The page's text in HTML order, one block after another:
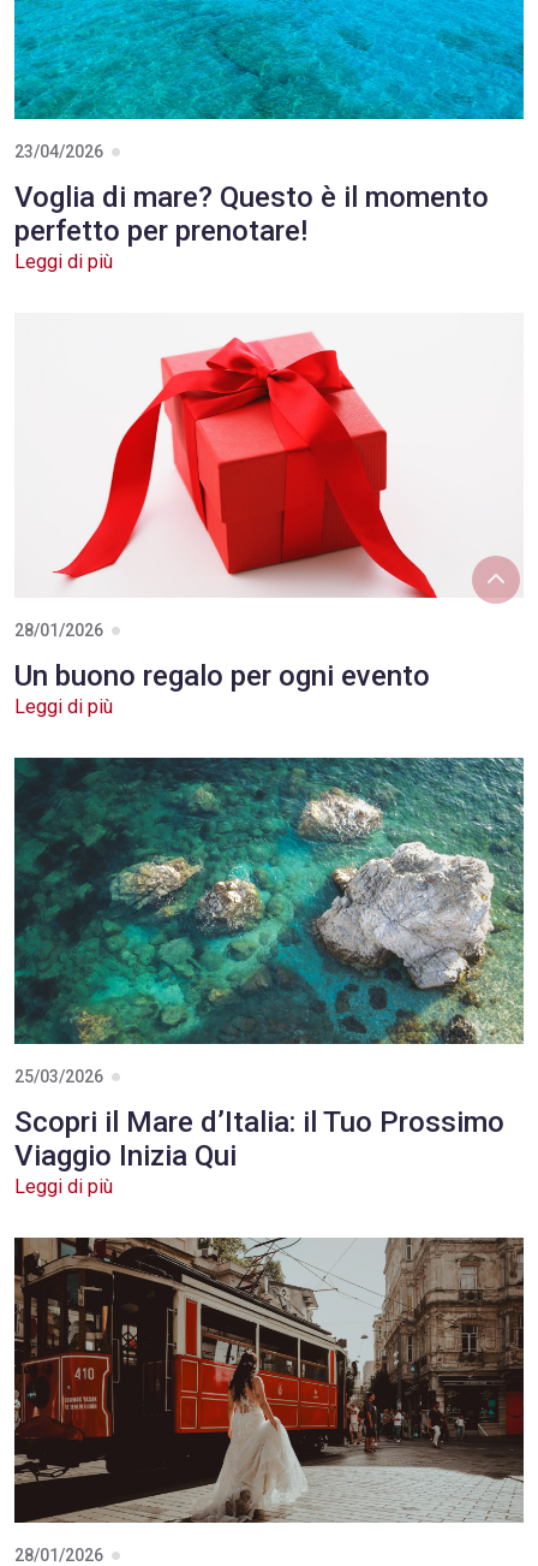
23/04/2026
Voglia di mare? Questo è il momento
28/01/2026
Leggi di più
25/03/2026
Scopri il Mare d’Italia: il Tuo Prossimo
Leggi di più